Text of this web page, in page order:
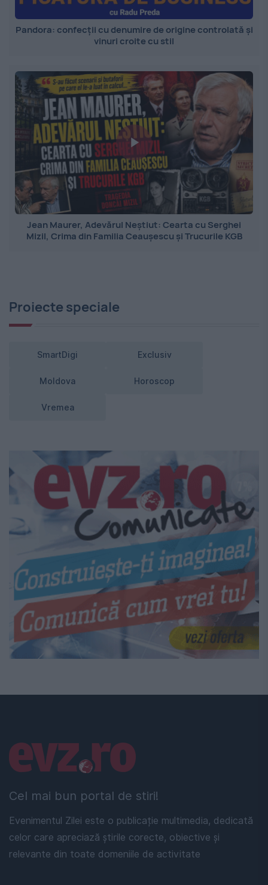
Pandora: confecții cu denumire de origine controlată și
vinuri croite cu stil
Jean Maurer, Adevărul Neștiut: Cearta cu Serghei
Mizil, Crima din Familia Ceaușescu și Trucurile KGB
Proiecte speciale
SmartDigi Exclusiv
Moldova Horoscop
Vremea
Cel mai bun portal de stiri!
Evenimentul Zilei este o publicație multimedia, dedicată
celor care apreciază știrile corecte, obiective și
relevante din toate domeniile de activitate
Linkuri utile